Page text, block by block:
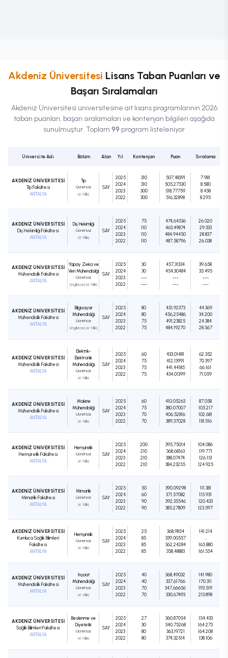
Akdeniz Üniversitesi Lisans Taban Puanları ve
Başarı Sıralamaları
Akdeniz Üniversitesi üniversitesine ait lisansprogramlarının 2026
taban puanları, başarı sıralamaları ve kontenjan bilgileri aşağıda
sunulmuştur. Toplam 99 program listeleniyor
Üniversite Adı Bölüm Alan Yıl Kontenjan Puan Sıralama
AKDENİZ ÜNİVERSİTESİ
Tıp Fakültesi
ANTALYA
Tıp
Ücretsiz
(6 Yıllık)
SAY
2025
2024
2023
2022
310
310
300
300
507,48391
505,27530
518,77759
516,32898
7.981
8.580
8.458
8.295
AKDENİZ ÜNİVERSİTESİ
Diş Hekimliği Fakültesi
ANTALYA
Diş Hekimliği
Ücretsiz
(5 Yıllık)
SAY
2025
2024
2023
2022
75
110
110
110
474,64536
463,49874
484,94450
487,58796
26.020
29.333
28.837
26.038
AKDENİZ ÜNİVERSİTESİ
Mühendislik Fakültesi
ANTALYA
Yapay Zeka ve
Veri Mühendisliği
Ücretsiz
(İngilizce) (4 Yıllık)
SAY
2025
2024
2023
2022
30
30
---
---
457,31334
454,30484
---
---
39.658
35.495
---
---
AKDENİZ ÜNİVERSİTESİ
Mühendislik Fakültesi
ANTALYA
Bilgisayar
Mühendisliği
Ücretsiz
(İngilizce) (4 Yıllık)
SAY
2025
2024
2023
2022
80
80
75
75
451,92373
456,25486
491,23825
484,19270
44.369
34.200
24.384
28.567
AKDENİZ ÜNİVERSİTESİ
Mühendislik Fakültesi
ANTALYA
Elektrik-
Elektronik
Mühendisliği
Ücretsiz
(4 Yıllık)
SAY
2025
2024
2023
2022
60
75
75
75
433,01481
412,13991
441,44185
434,01399
62.352
70.397
66.161
71.059
AKDENİZ ÜNİVERSİTESİ
Mühendislik Fakültesi
ANTALYA
Makine
Mühendisliği
Ücretsiz
(4 Yıllık)
SAY
2025
2024
2023
2022
60
75
70
70
410,05263
380,07007
406,52816
389,37028
87.058
105.217
102.681
118.516
AKDENİZ ÜNİVERSİTESİ
Hemşirelik Fakültesi
ANTALYA
Hemşirelik
Ücretsiz
(4 Yıllık)
SAY
2025
2024
2023
2022
200
210
210
210
395,75014
368,68163
388,07474
384,23255
104.086
119.771
126.151
124.925
AKDENİZ ÜNİVERSİTESİ
Mimarlık Fakültesi
ANTALYA
Mimarlık
Ücretsiz
(4 Yıllık)
SAY
2025
2024
2023
2022
50
60
90
90
390,09298
371,57082
392,35546
385,27809
111.381
115.931
120.433
123.597
AKDENİZ ÜNİVERSİTESİ
Kumluca Sağlık Bilimleri
Fakültesi
ANTALYA
Hemşirelik
Ücretsiz
(4 Yıllık)
SAY
2025
2024
2023
2022
25
85
85
85
368,9854
339,00557
362,24284
358,48883
141.214
165.880
161.554
AKDENİZ ÜNİVERSİTESİ
Mühendislik Fakültesi
ANTALYA
İnşaat
Mühendisliği
Ücretsiz
(4 Yıllık)
SAY
2025
2024
2023
2022
40
40
70
70
368,49032
337,61766
347,66656
330,67493
141.980
170.311
193.519
213.898
AKDENİZ ÜNİVERSİTESİ
Sağlık Bilimleri Fakültesi
ANTALYA
Beslenme ve
Diyetetik
Ücretsiz
(4 Yıllık)
SAY
2025
2024
2023
2022
27
30
80
80
360,87054
340,75268
363,19721
374,32514
154.433
164.273
164.208
138.106